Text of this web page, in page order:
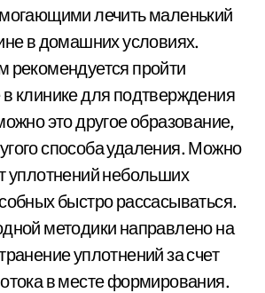
лечить маленький
в домашних условиях.
рекомендуется пройти
клинике для подтверждения
это другое образование,
способа удаления. Можно
уплотнений небольших
быстро рассасываться.
методики направлено на
уплотнений за счет
в месте формирования.